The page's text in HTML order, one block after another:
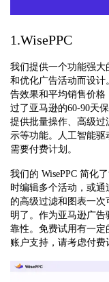
1.WisePPC
我们提供一个功能强
和优化广告活动而设计
告效果和平均销售价格
过了亚马逊的60-90天
提供批量操作、高级过
示等功能。人工智能
需要付费计划。
我们的 WisePPC 简化
时编辑多个活动，或
的高级过滤和图表一
明了。作为亚马逊广
靠性。免费试用有一
账户支持，请考虑付费